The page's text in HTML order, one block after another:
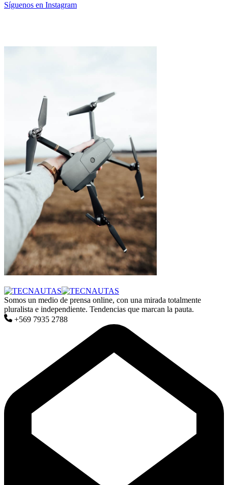
Síguenos en Instagram
Somos un medio de prensa online, con una mirada totalmente
pluralista e independiente. Tendencias que marcan la pauta.
+569 7935 2788